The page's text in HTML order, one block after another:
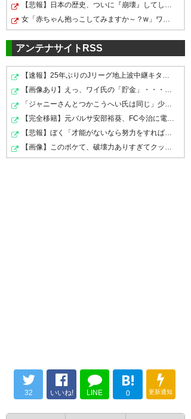
ブライトン監督、三笘薫の状況
を説明「あまり良い状態には見
えなかった」
W杯メンバー発表5日前に悲劇
🗣️「私はポジティブな人間だ
し、この件に関しても前向きに
捉えている。間違いなくハムス
トリングだ」#三笘薫#ブライト
グレード1ほどの痛がり具合ではなくて、歩けては
いるからグレード3はない
やっぱグレード2くらいだな
【悲報】日本の歴史、ついに『崩壊』してしまう・・・・・
女「赤ちゃん抱っこしてみますか～？w」ワイ（やめろおお…
アンテナサイトRSS
【速報】25年ぶりのJリーグ地上波中継キターｗｗｗｗｗｗ…
【画像あり】えっ、ワイ氏の「貯金」・・・多すぎ・・・？
「ジャニーさんとつかこうへい氏は同じ」少年隊・錦織一…
【完全移籍】元バルサ安部裕葵、FC今治に電撃加入！J1昇…
【悲報】ぼく「才能がないなら努力をすれば良いじゃない…
【画像】このボケて、破壊力ありすぎてクッソワロタｗｗ…
32 いいね! LINE
B!
0 更新通知